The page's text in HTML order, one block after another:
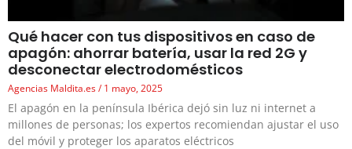
Qué hacer con tus dispositivos en caso de
apagón: ahorrar batería, usar la red 2G y
desconectar electrodomésticos
Agencias Maldita.es 1 mayo, 2025
El apagón en la península Ibérica dejó sin luz ni internet a
millones de personas; los expertos recomiendan ajustar el uso
del móvil y proteger los aparatos eléctricos